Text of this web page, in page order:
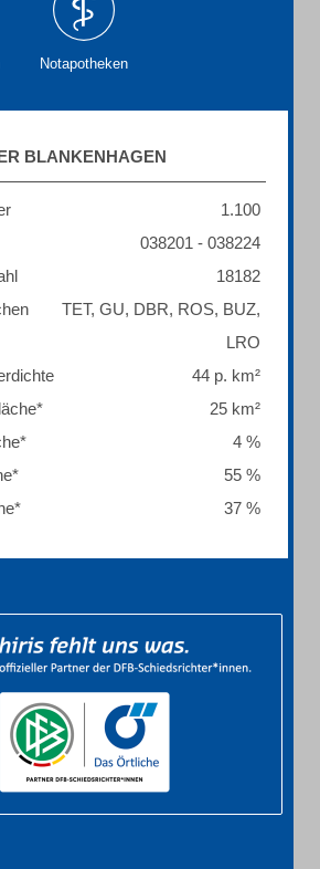
Notapotheken
BLANKENHAGEN
1.100
038201 - 038224
18182
TET, GU, DBR, ROS, BUZ,
LRO
44 p. km²
25 km²
4 %
55 %
37 %